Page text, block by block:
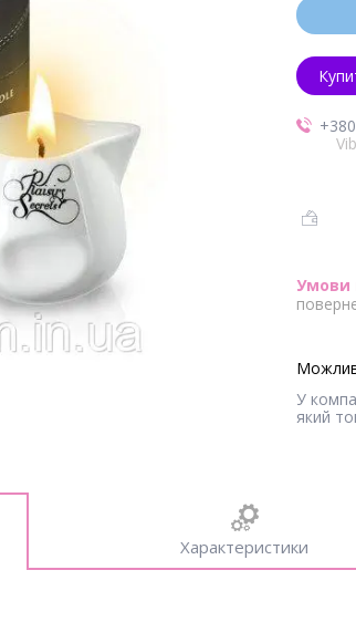
У
який
Характеристики